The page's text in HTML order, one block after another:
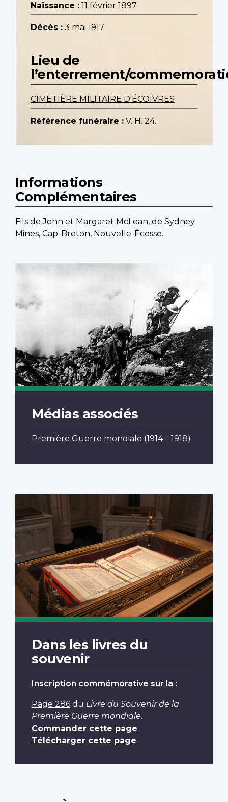
Naissance : 11 février 1897
Décès : 3 mai 1917
Lieu de
l’enterrement/
CIMETIÈRE MILITAIRE D'ÉCOIVRES
Référence funéraire : V. H. 24.
Informations
Complémentaires
Fils de John et Margaret McLean, de Sydney
Mines, Cap-Breton, Nouvelle-Écosse.
Médias associés
Première Guerre mondiale (1914 – 1918)
Dans les livres du
souvenir
Inscription commémorative sur la :
Page 286 du Livre du Souvenir de la
Première Guerre mondiale.
Commander cette page
Télécharger cette page